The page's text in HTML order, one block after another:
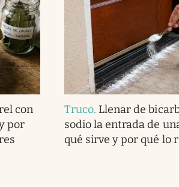
con
por
Truco. Llenar de
sodio la entrada de
qué sirve y por qué lo